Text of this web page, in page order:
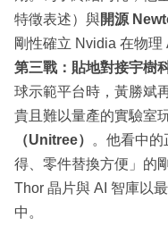
特徵表述）與開源
剛性確立 Nvidia 在物理
第三戰：貼地對接宇樹
球示範平台時，黃勝斌
貴且難以量產的實驗室
（Unitree）
。他看中
得、零件替換方便」的
Thor 晶片與 AI 智庫以
中。